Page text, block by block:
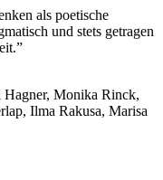
als poetische
und stets getragen
Hagner, Monika Rinck,
Ilma Rakusa, Marisa